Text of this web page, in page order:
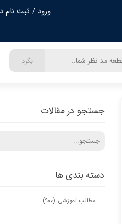
ورود / ثبت نام
تغییر گذر واژه
بگرد
دسته بندی ها
مطالب آموزشی (۹۰۰)
جستجو در مقالات